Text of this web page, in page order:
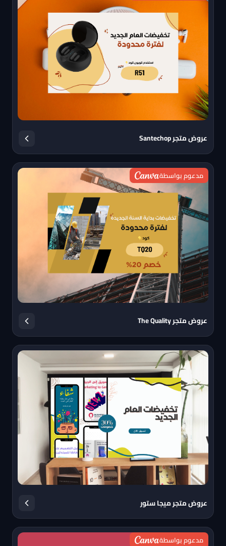
عروض متجر Santechop
مدعوم بواسطة
عروض متجر The Quality
عروض متجر ميجا ستور
مدعوم بواسطة